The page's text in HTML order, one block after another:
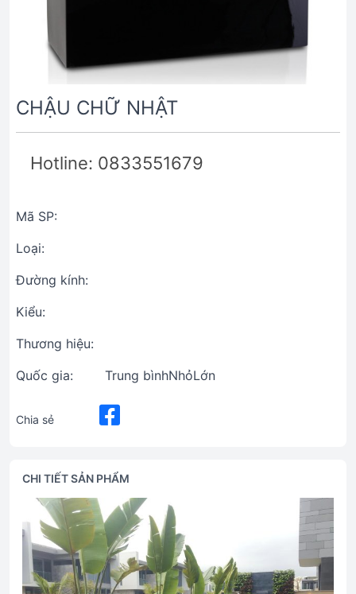
CHẬU CHỮ NHẬT
Hotline: 0833551679
Mã SP:
Loại:
Đường kính:
Kiểu:
Thương hiệu:
Quốc gia:
Trung bìnhNhỏLớn
Chia sẻ
CHI TIẾT SẢN PHẨM